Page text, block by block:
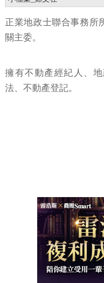
正業地政士聯合事務所
關主委。
擁有不動產經紀人、
法、不動產登記。